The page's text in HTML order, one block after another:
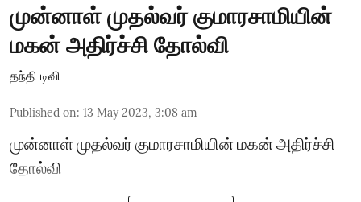
முன்னாள் முதல்வர் குமாரசாமியின்
மகன் அதிர்ச்சி தோல்வி
தந்தி டிவி
Published on: 13 May 2023, 3:08 am
முன்னாள் முதல்வர் குமாரசாமியின் மகன் அதிர்ச்சி
தோல்வி